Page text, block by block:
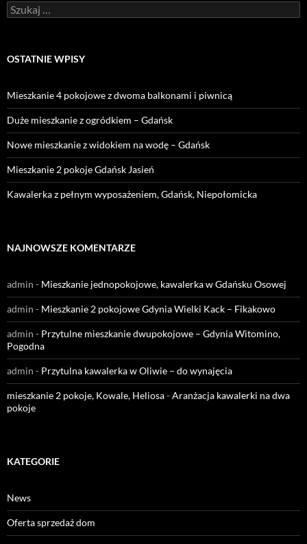
Szukaj:
OSTATNIE WPISY
Mieszkanie 4 pokojowe z dwoma balkonami i piwnicą
Duże mieszkanie z ogródkiem – Gdańsk
Nowe mieszkanie z widokiem na wodę – Gdańsk
Mieszkanie 2 pokoje Gdańsk Jasień
Kawalerka z pełnym wyposażeniem, Gdańsk, Niepołomicka
NAJNOWSZE KOMENTARZE
admin - Mieszkanie jednopokojowe, kawalerka w Gdańsku Osowej
admin - Mieszkanie 2 pokojowe Gdynia Wielki Kack – Fikakowo
admin - Przytulne mieszkanie dwupokojowe – Gdynia Witomino,
Pogodna
admin - Przytulna kawalerka w Oliwie – do wynajęcia
mieszkanie 2 pokoje, Kowale, Heliosa-Aranżacja kawalerki na dwa
pokoje
KATEGORIE
News
Oferta sprzedaż dom